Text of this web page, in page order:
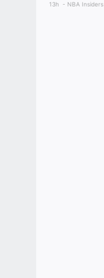
13h NBA Insiders